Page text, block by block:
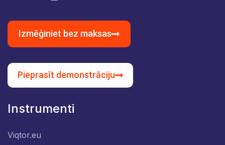
Izmēģiniet bez maksas
Pieprasīt demonstrāciju
Instrumenti
Viqtor.eu